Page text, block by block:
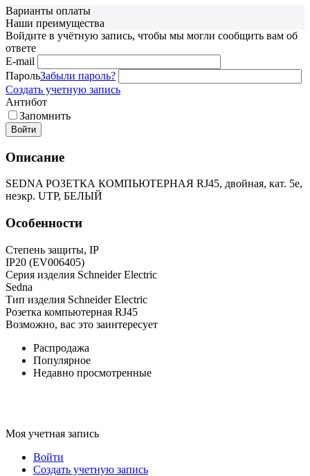
Варианты оплаты
Наши преимущества
Войдите в учётную запись, чтобы мы могли сообщить вам об
ответе
E-mail
ПарольЗабыли пароль?
Создать учетную запись
Антибот
Запомнить
Войти
Описание
SEDNA РОЗЕТКА КОМПЬЮТЕРНАЯ RJ45, двойная, кат. 5е,
неэкр. UTP, БЕЛЫЙ
Особенности
Степень защиты, IP
IP20 (EV006405)
Серия изделия Schneider Electric
Sedna
Тип изделия Schneider Electric
Розетка компьютерная RJ45
Возможно, вас это заинтересует
Распродажа
Популярное
Недавно просмотренные
Моя учетная запись
Войти
Создать учетную запись